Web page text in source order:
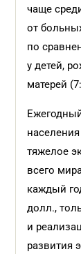
чаще
от
по
у детей,
матерей
тяжелое
всего
каждый
долл.,
и
развития